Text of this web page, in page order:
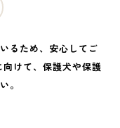
るため、安心してご
けて、保護犬や保護
。